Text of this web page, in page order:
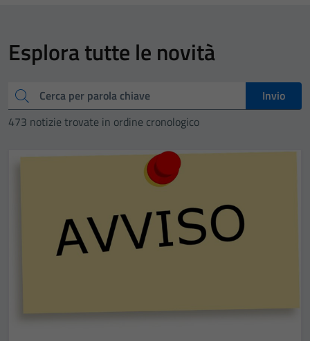
Esplora tutte le novità
Cerca
Invio
473 notizie trovate in ordine cronologico